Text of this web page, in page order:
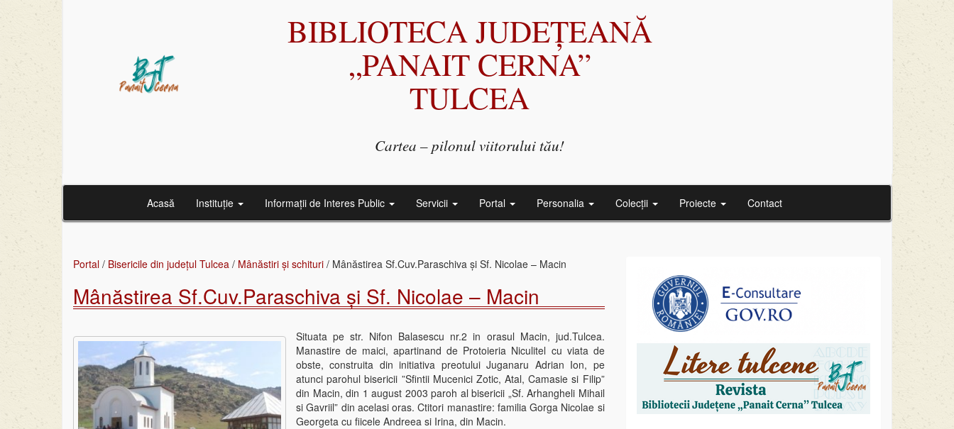
BIBLIOTECA JUDEȚEANĂ
„PANAIT CERNA”
TULCEA
Cartea – pilonul viitorului tău!
Acasă Instituție Informații de Interes Public Servicii Portal Personalia Colecții Proiecte Contact
Portal / Bisericile din județul Tulcea / Mânăstiri și schituri / Mânăstirea Sf.Cuv.Paraschiva și Sf. Nicolae – Macin
Mânăstirea Sf.Cuv.Paraschiva și Sf. Nicolae – Macin
Situata pe str. Nifon Balasescu nr.2 in orasul Macin, jud.Tulcea.
Manastire de maici, apartinand de Protoieria Niculitel cu viata de
obste, construita din initiativa preotului Juganaru Adrian Ion, pe
atunci parohul bisericii ”Sfintii Mucenici Zotic, Atal, Camasie si Filip”
din Macin, din 1 august 2003 paroh al bisericii „Sf. Arhangheli Mihail
si Gavriil” din acelasi oras. Ctitori manastire: familia Gorga Nicolae si
Georgeta cu fiicele Andreea si Irina, din Macin.